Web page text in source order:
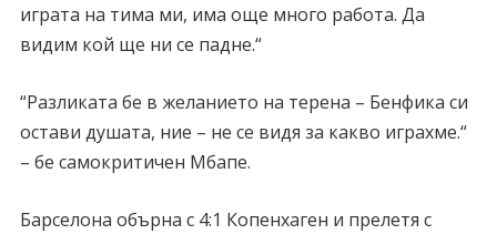
играта на тима ми, има още много работа. Да
видим кой ще ни се падне.“
“Разликата бе в желанието на терена – Бенфика си
остави душата, ние – не се видя за какво играхме.“
– бе самокритичен Мбапе.
Барселона обърна с 4:1 Копенхаген и прелетя с